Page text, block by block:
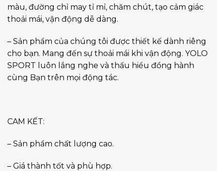
màu, đường chỉ may tỉ mỉ, chăm chút, tạo cảm giác
thoải mái, vận động dễ dàng.
– Sản phẩm của chúng tôi được thiết kế dành riêng
cho bạn. Mang đến sự thoải mái khi vận động. YOLO
SPORT luôn lắng nghe và thấu hiểu đồng hành
cùng Bạn trên mọi động tác.
CAM KẾT:
– Sản phẩm chất lượng cao.
– Giá thành tốt và phù hợp.